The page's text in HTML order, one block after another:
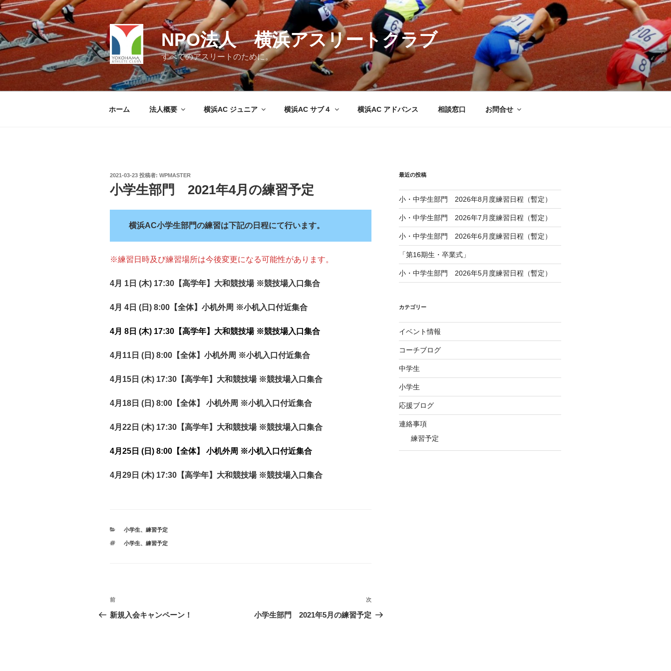
コ
ン
テ
ン
ツ
へ
ス
キ
NPO法人 横浜アスリートクラブ
すべてのアスリートのために。
ホーム 法人概要 横浜AC ジュニア 横浜AC サブ４ 横浜AC アドバンス 相談窓口 お問合せ
投
日:
2021-03-23 投稿者: WPMASTER
小学生部門 2021年4月の練習予定
横浜AC小学生部門の練習は下記の日程にて行います。
※練習日時及び練習場所は今後変更になる可能性があります。
4月 1日 (木) 17:30【高学年】大和競技場 ※競技場入口集合
4月 4日 (日) 8:00【全体】小机外周 ※小机入口付近集合
4月 8日 (木) 17:30【高学年】大和競技場 ※競技場入口集合
4月11日 (日) 8:00【全体】小机外周 ※小机入口付近集合
4月15日 (木) 17:30【高学年】大和競技場 ※競技場入口集合
4月18日 (日) 8:00【全体】 小机外周 ※小机入口付近集合
4月22日 (木) 17:30【高学年】大和競技場 ※競技場入口集合
4月25日 (日) 8:00【全体】 小机外周 ※小机入口付近集合
4月29日 (木) 17:30【高学年】大和競技場 ※競技場入口集合
カ
ゴ
小学生、 練習予定
タ
小学生、 練習予定
投
稿
前
の
前
新規入会キャンペーン！
次
の
次
小学生部門 2021年5月の練習予定
最近の投稿
小・中学生部門 2026年8月度練習日程（暫定）
小・中学生部門 2026年7月度練習日程（暫定）
小・中学生部門 2026年6月度練習日程（暫定）
「第16期生・卒業式」
小・中学生部門 2026年5月度練習日程（暫定）
カテゴリー
イベント情報
コーチブログ
中学生
小学生
応援ブログ
連絡事項
練習予定